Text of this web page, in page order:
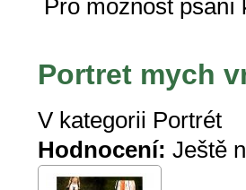
Pro možnost
Portret mych
V kategorii Portrét
Hodnocení: Ještě